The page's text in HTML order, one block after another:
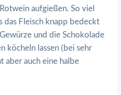
aufgießen. So viel
das Fleisch knapp bedeckt
und die Schokolade
köcheln lassen (bei sehr
aber auch eine halbe